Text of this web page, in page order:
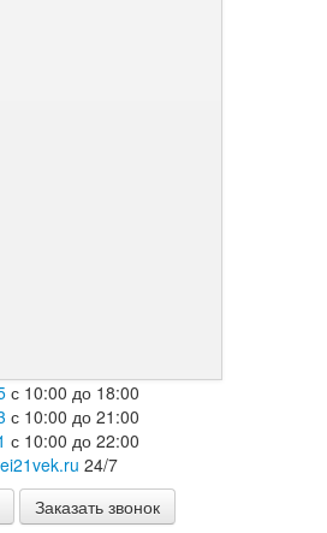
с 10:00 до 18:00
с 10:00 до 21:00
с 10:00 до 22:00
24/7
Заказать звонок